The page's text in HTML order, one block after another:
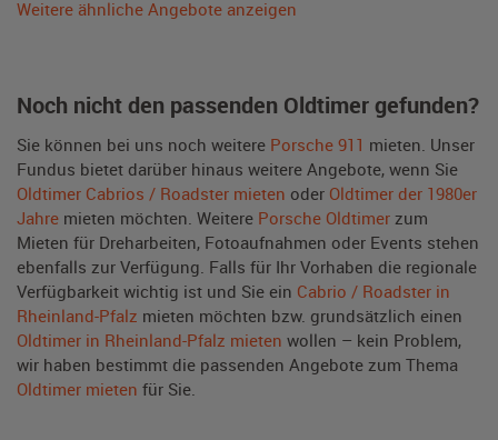
Weitere ähnliche Angebote anzeigen
Noch nicht den passenden Oldtimer gefunden?
Sie können bei uns noch weitere Porsche 911 mieten. Unser
Fundus bietet darüber hinaus weitere Angebote, wenn Sie
Oldtimer Cabrios / Roadster mieten oder Oldtimer der 1980er
Jahre mieten möchten. Weitere Porsche Oldtimer zum
Mieten für Dreharbeiten, Fotoaufnahmen oder Events stehen
ebenfalls zur Verfügung. Falls für Ihr Vorhaben die regionale
Verfügbarkeit wichtig ist und Sie ein Cabrio / Roadster in
Rheinland-Pfalz mieten möchten bzw. grundsätzlich einen
Oldtimer in Rheinland-Pfalz mieten wollen – kein Problem,
wir haben bestimmt die passenden Angebote zum Thema
Oldtimer mieten für Sie.